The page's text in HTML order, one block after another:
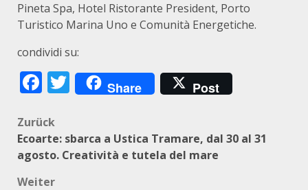
Pineta Spa, Hotel Ristorante President, Porto
Turistico Marina Uno e Comunità Energetiche.
condividi su:
Facebook
Twitter
Share Post
Beitragsnavigation
Zurück
Ecoarte: sbarca a Ustica Tramare, dal 30 al 31
agosto. Creatività e tutela del mare
Weiter